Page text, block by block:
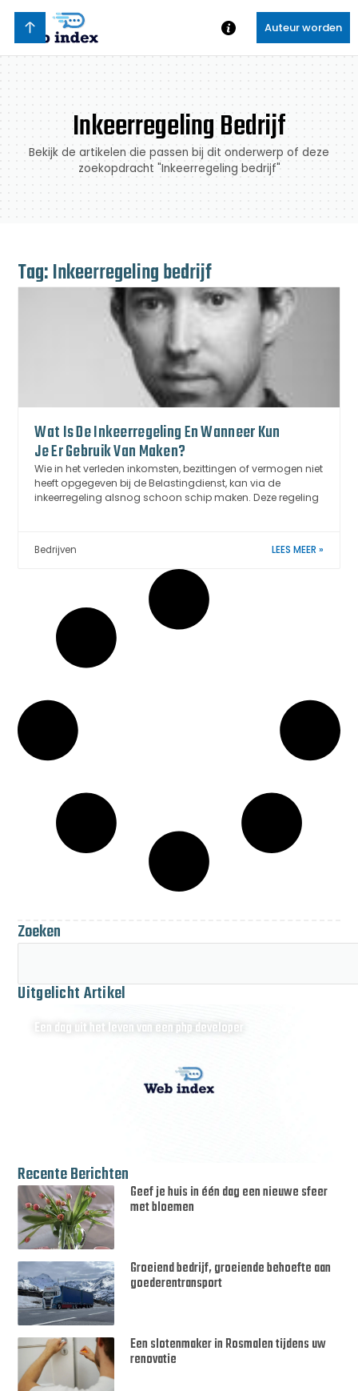
Auteur worden
Inkeerregeling Bedrijf
Bekijk de artikelen die passen bij dit onderwerp of deze
zoekopdracht "Inkeerregeling bedrijf"
Tag: Inkeerregeling bedrijf
Wat Is De Inkeerregeling En Wanneer Kun
Je Er Gebruik Van Maken?
Wie in het verleden inkomsten, bezittingen of vermogen niet
heeft opgegeven bij de Belastingdienst, kan via de
inkeerregeling alsnog schoon schip maken. Deze regeling
Bedrijven LEES MEER »
Zoeken
Uitgelicht Artikel
Een dag uit het leven van een php developer
Recente Berichten
Geef je huis in één dag een nieuwe sfeer
met bloemen
Groeiend bedrijf, groeiende behoefte aan
goederentransport
Een slotenmaker in Rosmalen tijdens uw
renovatie